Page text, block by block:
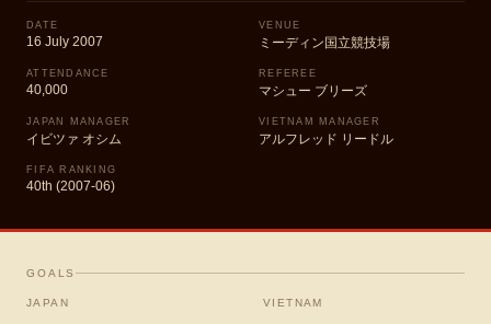
DATE
16 July 2007
VENUE
ミーディン国立競技場
ATTENDANCE
40,000
REFEREE
マシュー ブリーズ
JAPAN MANAGER
イビツァ オシム
VIETNAM MANAGER
アルフレッド リードル
FIFA RANKING
40th (2007-06)
GOALS
JAPAN VIETNAM